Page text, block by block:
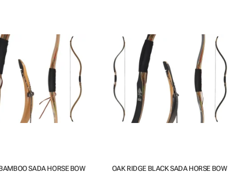
SADA HORSE BOW OAK RIDGE BLACK SADA HORSE BOW